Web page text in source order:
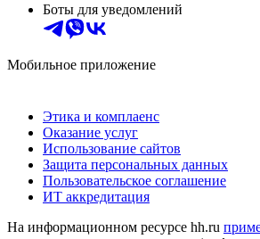
Боты для уведомлений
Мобильное приложение
Этика и комплаенс
Оказание услуг
Использование сайтов
Защита персональных данных
Пользовательское соглашение
ИТ аккредитация
На информационном ресурсе hh.ru